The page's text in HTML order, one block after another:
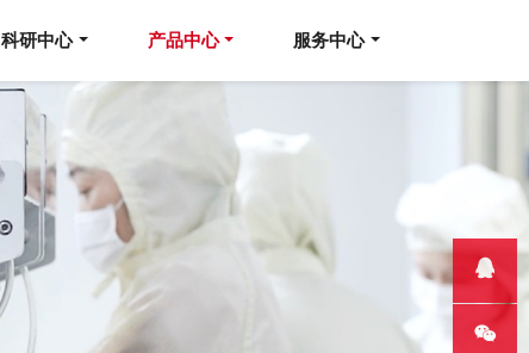
科研中心 产品中心 服务中心
QQ客服